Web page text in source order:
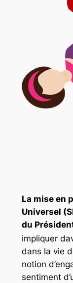
La mise en
Universel
du
impliquer
dans la vie
notion
sentiment